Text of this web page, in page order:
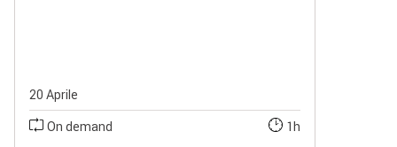
20 Aprile
On demand
1h